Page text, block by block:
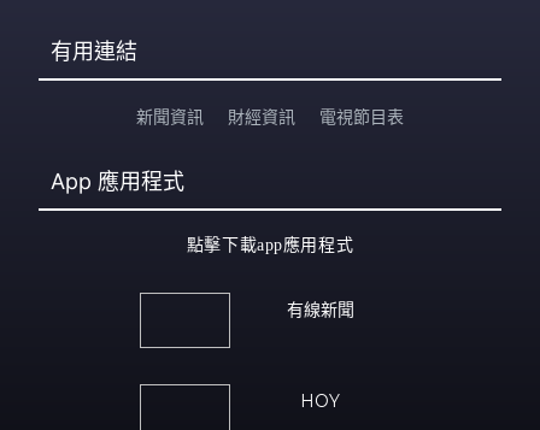
有用連結
新聞資訊 財經資訊 電視節目表
App 應用程式
點擊下載app應用程式
有線新聞
HOY